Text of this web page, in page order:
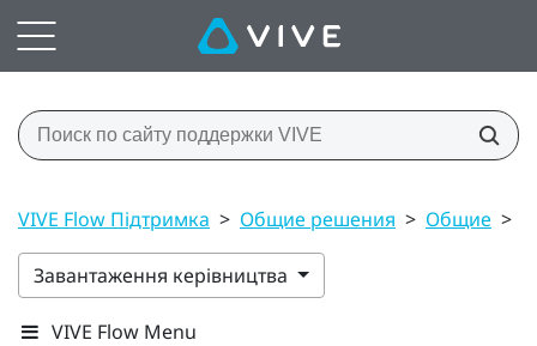
VIVE Flow Підтримка > Общие решения > Общие >
Завантаження керівництва
VIVE Flow Menu